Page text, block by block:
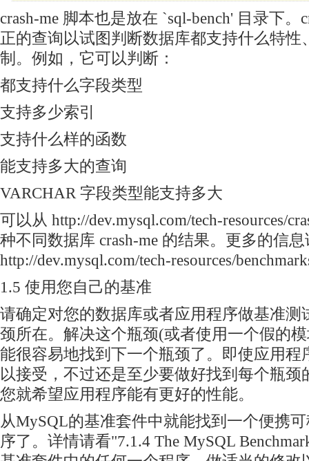
crash-me 脚本也是放在 `sql-bench' 目录下。
正的查询以试图判断数据库都支持什么特性
制。例如，它可以判断：
都支持什么字段类型
支持多少索引
支持什么样的函数
能支持多大的查询
VARCHAR 字段类型能支持多大
可以从 http://dev.mysql.com/tech-resources/
种不同数据库 crash-me 的结果。更多的信
http://dev.mysql.com/tech-resources/
1.5 使用您自己的基准
请确定对您的数据库或者应用程序做基准测
颈所在。解决这个瓶颈(或者使用一个假的
能很容易地找到下一个瓶颈了。即使应用程
以接受，不过还是至少要做好找到每个瓶颈
您就希望应用程序能有更好的性能。
从MySQL的基准套件中就能找到一个便携
序了。详情请看"7.1.4 The MySQL